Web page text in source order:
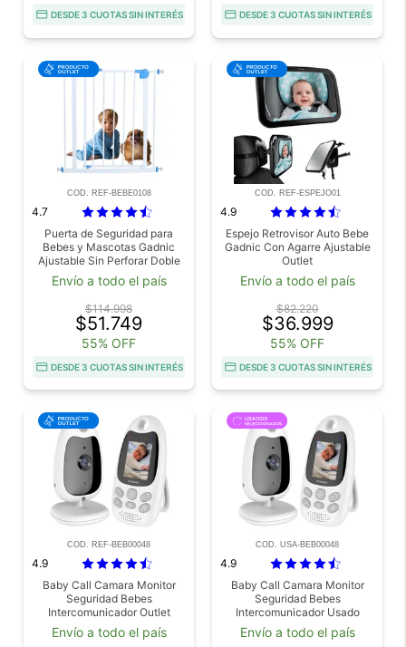
DESDE 3 CUOTAS SIN INTERÉS DESDE 3 CUOTAS SIN INTERÉS
COD. REF-BEBE0108
4.7
Puerta de Seguridad para
Bebes y Mascotas Gadnic
Ajustable Sin Perforar Doble
Traba Cierre Automatico
Doble Sentido Uso Interior
Envío a todo el país
$114.998
$51.749
55% OFF
DESDE 3 CUOTAS SIN INTERÉS
COD. REF-ESPEJO01
4.9
Espejo Retrovisor Auto Bebe
Gadnic Con Agarre Ajustable
Outlet
Envío a todo el país
$82.220
$36.999
55% OFF
DESDE 3 CUOTAS SIN INTERÉS
COD. REF-BEB00048
4.9
Baby Call Camara Monitor
Seguridad Bebes
Intercomunicador Outlet
Envío a todo el país
COD. USA-BEB00048
4.9
Baby Call Camara Monitor
Seguridad Bebes
Intercomunicador Usado
Envío a todo el país